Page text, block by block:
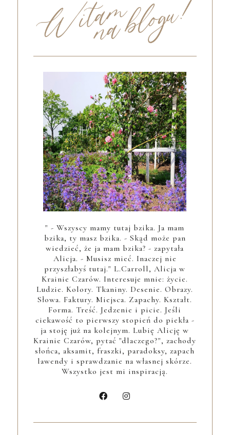
" - Wszyscy mamy tutaj bzika. Ja mam
bzika, ty masz bzika. - Skąd może pan
wiedzieć, że ja mam bzika? - zapytała
Alicja. - Musisz mieć. Inaczej nie
przyszłabyś tutaj." L.Carroll, Alicja w
Krainie Czarów. Interesuje mnie: życie.
Ludzie. Kolory. Tkaniny. Desenie. Obrazy.
Słowa. Faktury. Miejsca. Zapachy. Kształt.
Forma. Treść. Jedzenie i picie. Jeśli
ciekawość to pierwszy stopień do piekła -
ja stoję już na kolejnym. Lubię Alicję w
Krainie Czarów, pytać "dlaczego?", zachody
słońca, aksamit, fraszki, paradoksy, zapach
lawendy i sprawdzanie na własnej skórze.
Wszystko jest mi inspiracją.